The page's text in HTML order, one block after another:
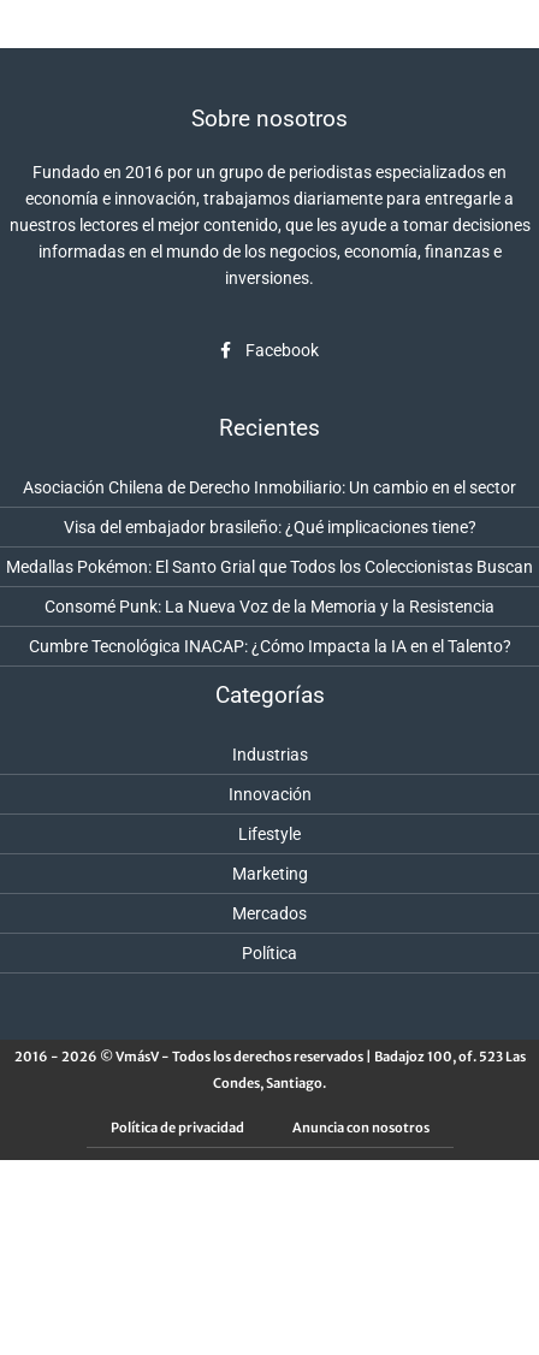
Sobre nosotros
Fundado en 2016 por un grupo de periodistas especializados en
economía e innovación, trabajamos diariamente para entregarle a
nuestros lectores el mejor contenido, que les ayude a tomar decisiones
informadas en el mundo de los negocios, economía, finanzas e
inversiones.
Facebook
Recientes
Asociación Chilena de Derecho Inmobiliario: Un cambio en el sector
Visa del embajador brasileño: ¿Qué implicaciones tiene?
Medallas Pokémon: El Santo Grial que Todos los Coleccionistas Buscan
Consomé Punk: La Nueva Voz de la Memoria y la Resistencia
Cumbre Tecnológica INACAP: ¿Cómo Impacta la IA en el Talento?
Categorías
Industrias
Innovación
Lifestyle
Marketing
Mercados
Política
2016 - 2026 © VmásV - Todos los derechos reservados | Badajoz 100, of. 523 Las
Condes, Santiago.
Política de privacidad Anuncia con nosotros